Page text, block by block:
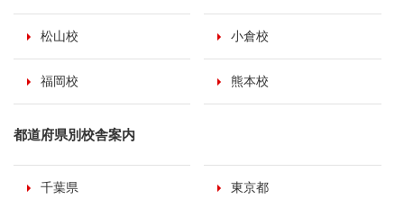
松山校 小倉校
福岡校 熊本校
都道府県別校舎案内
千葉県 東京都